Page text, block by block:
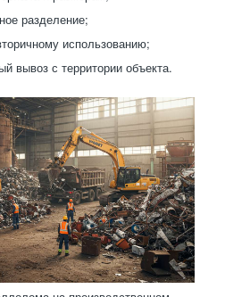
разделение;
использованию;
вывоз с территории объекта.